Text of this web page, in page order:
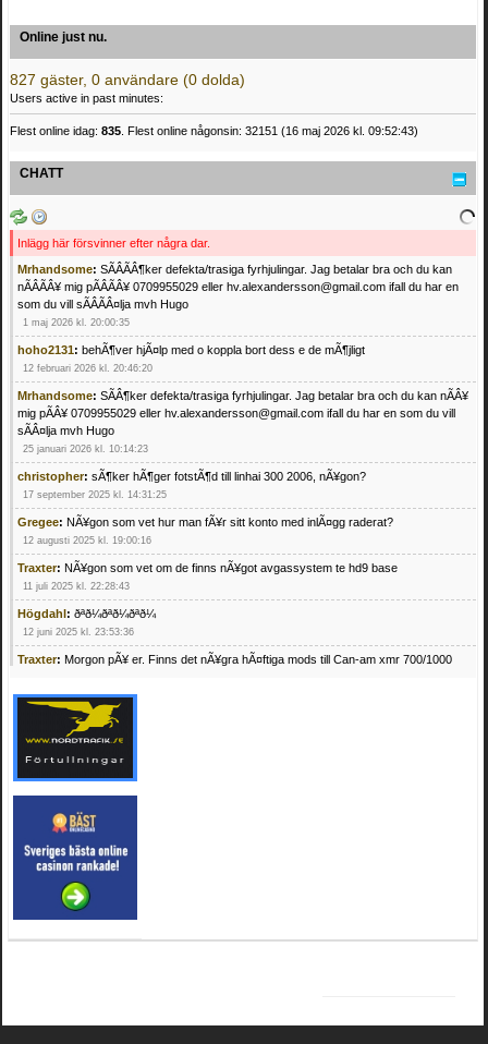
Online just nu.
827 gäster, 0 användare (0 dolda)
Users active in past minutes:
Flest online idag: 835 . Flest online någonsin: 32151 (16 maj 2026 kl. 09:52:43)
CHATT
Inlägg här försvinner efter några dar.
Mrhandsome: SÃÂÃÂ¶ker defekta/trasiga fyrhjulingar. Jag betalar bra och du kan
nÃÂÃÂ¥ mig pÃÂÃÂ¥ 0709955029 eller hv.alexandersson@gmail.com ifall du har en
som du vill sÃÂÃÂ¤lja mvh Hugo
1 maj 2026 kl. 20:00:35
hoho2131: behÃ¶ver hjÃ¤lp med o koppla bort dess e de mÃ¶jligt
12 februari 2026 kl. 20:46:20
Mrhandsome: SÃÂ¶ker defekta/trasiga fyrhjulingar. Jag betalar bra och du kan nÃÂ¥
mig pÃÂ¥ 0709955029 eller hv.alexandersson@gmail.com ifall du har en som du vill
sÃÂ¤lja mvh Hugo
25 januari 2026 kl. 10:14:23
christopher: sÃ¶ker hÃ¶ger fotstÃ¶d till linhai 300 2006, nÃ¥gon?
17 september 2025 kl. 14:31:25
Gregee: NÃ¥gon som vet hur man fÃ¥r sitt konto med inlÃ¤gg raderat?
12 augusti 2025 kl. 19:00:16
Traxter: NÃ¥gon som vet om de finns nÃ¥got avgassystem te hd9 base
11 juli 2025 kl. 22:28:43
Högdahl : ðªð¼ðªð¼ðªð¼
12 juni 2025 kl. 23:53:36
Traxter: Morgon pÃ¥ er. Finns det nÃ¥gra hÃ¤ftiga mods till Can-am xmr 700/1000
Mrhandsome:SÃ¶ker defekta/trasiga fyrhjulingar. Jag betalar bra och du kan nÃ¥ mig
pÃ¥ 0709955029 eller hv.alexandersson@gmail.com ifall du har en som du vill sÃ¤lja
mvh Hugo
21 februari 2025 kl. 09:25:52
4 februari 2025 kl. 19:20:50
Oscar5:44
4 februari 2025 kl. 19:15:36
Greger59:NÃ¤gon som vet har en Cetek 500 EFI
15 januari 2025 kl. 23:49:44
Mrhandsome:SÃÂ¶ker defekta/trasiga fyrhjulingar. Jag betalar bra och du kan nÃÂ¥